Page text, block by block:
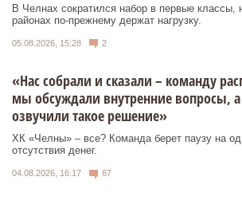
В Челнах сократился набор в первые классы,
районах по-прежнему держат нагрузку.
05.08.2026, 15:28 2
«Нас собрали и сказали – команду
мы обсуждали внутренние вопросы,
озвучили такое решение»
ХК «Челны» – все? Команда берет паузу на
отсутствия денег.
04.08.2026, 16:17 67